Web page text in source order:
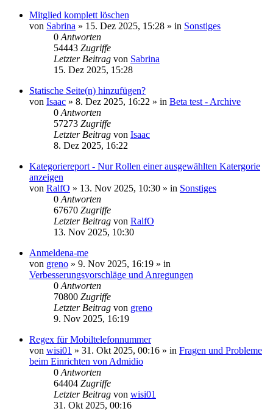
Mitglied komplett löschen
von Sabrina » 15. Dez 2025, 15:28 » in Sonstiges
0 Antworten
54443 Zugriffe
Letzter Beitrag von Sabrina
15. Dez 2025, 15:28
Statische Seite(n) hinzufügen?
von Isaac » 8. Dez 2025, 16:22 » in Beta test - Archive
0 Antworten
57273 Zugriffe
Letzter Beitrag von Isaac
8. Dez 2025, 16:22
Kategoriereport - Nur Rollen einer ausgewählten Katergorie
anzeigen
von RalfO » 13. Nov 2025, 10:30 » in Sonstiges
0 Antworten
67670 Zugriffe
Letzter Beitrag von RalfO
13. Nov 2025, 10:30
Anmeldena-me
von greno » 9. Nov 2025, 16:19 » in
Verbesserungsvorschläge und Anregungen
0 Antworten
70800 Zugriffe
Letzter Beitrag von greno
9. Nov 2025, 16:19
Regex für Mobiltelefonnummer
von wisi01 » 31. Okt 2025, 00:16 » in Fragen und Probleme
beim Einrichten von Admidio
0 Antworten
64404 Zugriffe
Letzter Beitrag von wisi01
31. Okt 2025, 00:16